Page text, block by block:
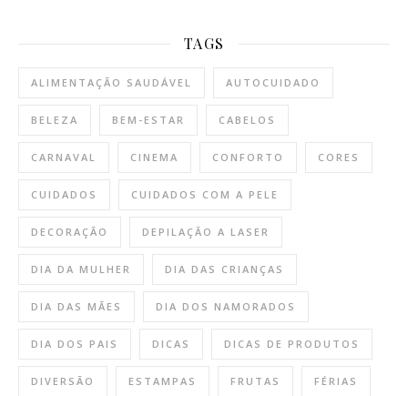
TAGS
ALIMENTAÇÃO SAUDÁVEL AUTOCUIDADO
BELEZA BEM-ESTAR CABELOS
CARNAVAL CINEMA CONFORTO CORES
CUIDADOS CUIDADOS COM A PELE
DECORAÇÃO DEPILAÇÃO A LASER
DIA DA MULHER DIA DAS CRIANÇAS
DIA DAS MÃES DIA DOS NAMORADOS
DIA DOS PAIS DICAS DICAS DE PRODUTOS
DIVERSÃO ESTAMPAS FRUTAS FÉRIAS